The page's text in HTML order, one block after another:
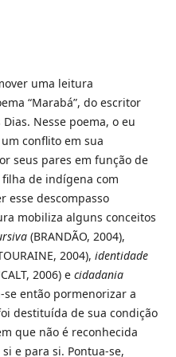
uma leitura
“Marabá”, do escritor
Nesse poema, o eu
conflito em sua
seus pares em função de
de indígena com
esse descompasso
mobiliza alguns conceitos
(BRANDÃO, 2004),
2004), identidade
2006) e cidadania
se então pormenorizar a
destituída de sua condição
que não é reconhecida
e para si. Pontua-se,